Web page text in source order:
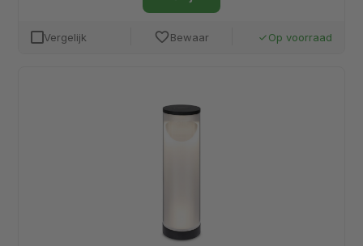
Vergelijk favoriteBewaar done Op voorraad